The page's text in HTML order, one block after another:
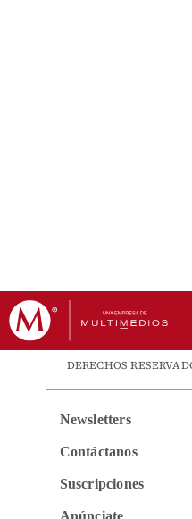
DERECHOS
Newsletters
Contáctanos
Suscripciones
Anúnciate